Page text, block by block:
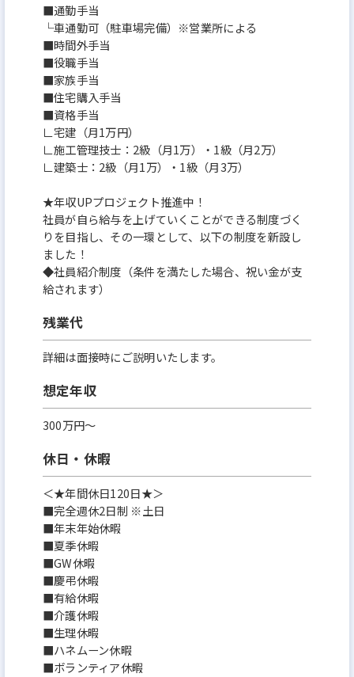
■通勤手当
└車通勤可（駐車場完備）※営業所による
■時間外手当
■役職手当
■家族手当
■住宅購入手当
■資格手当
∟宅建（月1万円）
∟施工管理技士：2級（月1万）・1級（月2万）
∟建築士：2級（月1万）・1級（月3万）
★年収UPプロジェクト推進中！
社員が自ら給与を上げていくことができる制度づく
りを目指し、その一環として、以下の制度を新設し
ました！
◆社員紹介制度（条件を満たした場合、祝い金が支
給されます）
残業代
詳細は面接時にご説明いたします。
想定年収
300万円〜
休日・休暇
＜★年間休日120日★＞
■完全週休2日制 ※土日
■年末年始休暇
■夏季休暇
■GW休暇
■慶弔休暇
■有給休暇
■介護休暇
■生理休暇
■ハネムーン休暇
■ボランティア休暇